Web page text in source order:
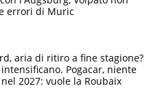
errori di Muric
aria di ritiro a fine stagione?
intensificano. Pogacar, niente
2027: vuole la Roubaix